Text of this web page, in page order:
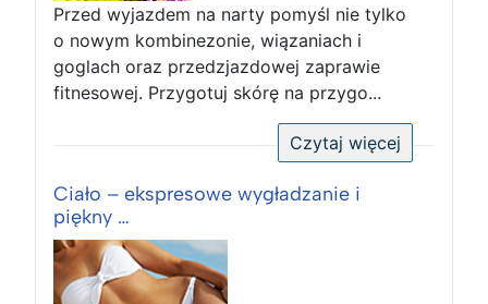
Przed wyjazdem na narty pomyśl nie tylko
o nowym kombinezonie, wiązaniach i
goglach oraz przedzjazdowej zaprawie
fitnesowej. Przygotuj skórę na przygo...
Czytaj więcej
Ciało – ekspresowe wygładzanie i
piękny …